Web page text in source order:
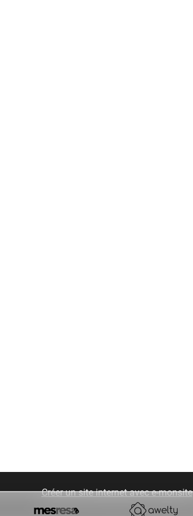
Créer un site internet avec e-monsite